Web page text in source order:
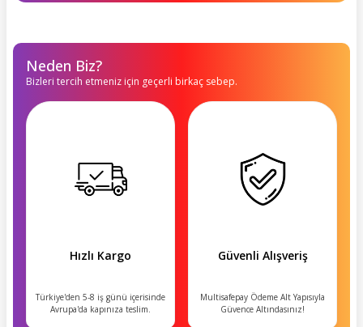
Neden Biz?
Bizleri tercih etmeniz için geçerli birkaç sebep.
Hızlı Kargo
Türkiye'den 5-8 iş günü içerisinde
Avrupa'da kapınıza teslim.
Güvenli Alışveriş
Multisafepay Ödeme Alt Yapısıyla
Güvence Altındasınız!